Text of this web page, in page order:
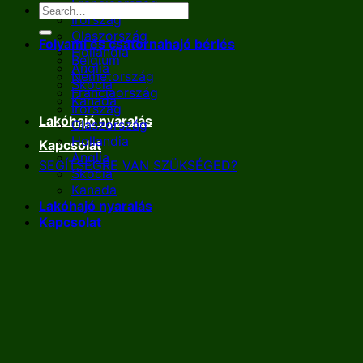
Franciaország
Írország
Olaszország
Hollandia
Anglia
Skócia
Kanada
Lakóhajó nyaralás
Kapcsolat
SEGÍTSÉGRE VAN SZÜKSÉGED?
Folyami és csatornahajó bérlés
Belgium
Németország
Franciaország
Írország
Olaszország
Hollandia
Anglia
Skócia
Kanada
Lakóhajó nyaralás
Kapcsolat